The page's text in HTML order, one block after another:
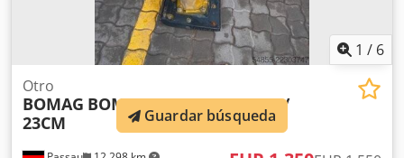
1 / 6
Otro
BOMAG BOMAG STAMPFER BT60 /
23CM
Guardar búsqueda